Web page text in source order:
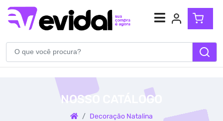
NOSSO CATÁLOGO
Decoração Natalina
(54) 99904-5710